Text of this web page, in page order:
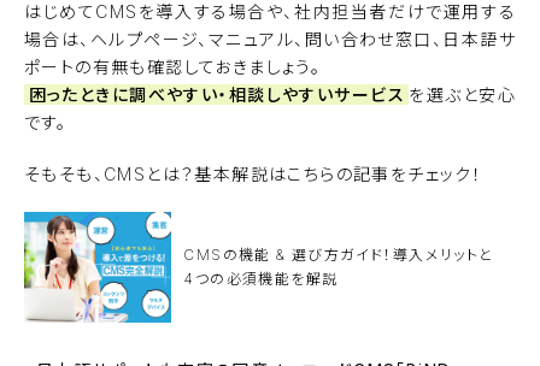
はじめてCMSを導入する場合や、社内担当者だけで運用する
場合は、ヘルプページ、マニュアル、問い合わせ窓口、日本語サ
ポートの有無も確認しておきましょう。
困ったときに調べやすい・相談しやすいサービス を選ぶと安心
です。
そもそも、CMSとは？基本解説はこちらの記事をチェック！
CMSの機能 & 選び方ガイド！導入メリットと
4つの必須機能を解説